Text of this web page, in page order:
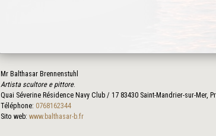
Mr Balthasar Brennenstuhl
Artista scultore e pittore.
Quai Séverine Résidence Navy Club / 17 83430 Saint-Mandrier-sur-Mer,
Téléphone: 0768162344
Sito web: www.balthasar-b.fr